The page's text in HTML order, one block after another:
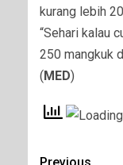
kurang lebih
“Sehari kalau
250 mangkuk
( MED)